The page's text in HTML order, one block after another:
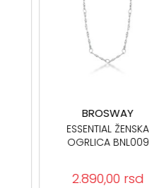
BROSWAY
ESSENTIAL ŽENSKA
OGRLICA BNL009
2.890,00 rsd